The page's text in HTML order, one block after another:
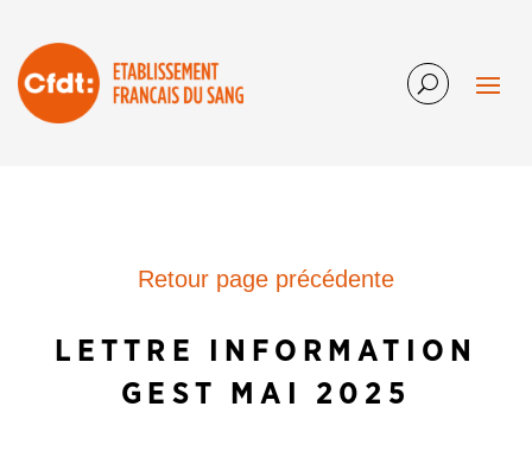
Retour page précédente
LETTRE INFORMATION
GEST MAI 2025